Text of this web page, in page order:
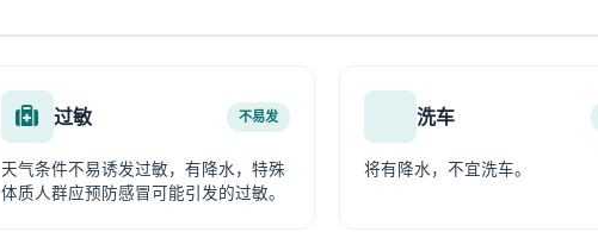
过敏 不易发
天气条件不易诱发过敏，有降水，特殊
体质人群应预防感冒可能引发的过敏。
洗车
将有降水，不宜洗车。